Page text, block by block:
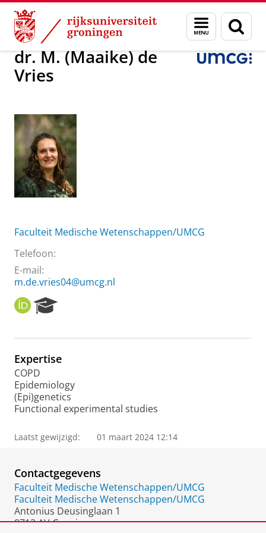
Skip
Content
Skip
Navigation
Menu
en
zoeken
Over ons dr. M. (Maaike) de Vries
dr. M. (Maaike) de
Vries
Faculteit Medische Wetenschappen/UMCG
Telefoon:
E-mail:
m.de.vries04@umcg.nl
O
R
I
e
r
h
P
o
t
a
Expertise
COPD
Epidemiology
(Epi)genetics
Functional experimental studies
Laatst gewijzigd: 01 maart 2024 12:14
Contactgegevens
Faculteit Medische Wetenschappen/UMCG
Faculteit Medische Wetenschappen/UMCG
Antonius Deusinglaan 1
9713 AV Groningen